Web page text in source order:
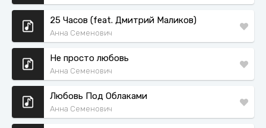
25 Часов (feat. Дмитрий Маликов)
Анна Семенович
Не просто любовь
Анна Семенович
Любовь Под Облаками
Анна Семенович